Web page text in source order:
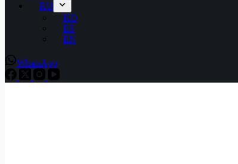
RU
KO
ES
EN
WhatsApp